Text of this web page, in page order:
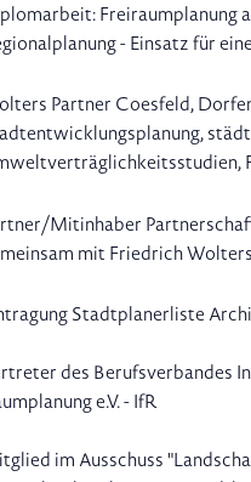
Freiraumplanung
- Einsatz für
Partner Coesfeld,
Mitinhaber
mit Friedrich
Stadtplanerliste
des Berufsverbandes
e.V. - IfR
im Ausschuss